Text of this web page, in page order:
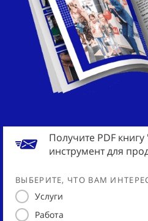
Получите PDF
инструмент для
ВЫБЕРИТЕ, ЧТО ВАМ
Услуги
Работа